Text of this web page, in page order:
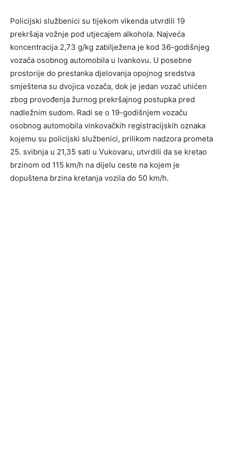
Policijski službenici su tijekom vikenda utvrdili 19
prekršaja vožnje pod utjecajem alkohola. Najveća
koncentracija 2,73 g/kg zabilježena je kod 36-godišnjeg
vozača osobnog automobila u Ivankovu. U posebne
prostorije do prestanka djelovanja opojnog sredstva
smještena su dvojica vozača, dok je jedan vozač uhićen
zbog provođenja žurnog prekršajnog postupka pred
nadležnim sudom. Radi se o 19-godišnjem vozaču
osobnog automobila vinkovačkih registracijskih oznaka
kojemu su policijski službenici, prilikom nadzora prometa
25. svibnja u 21,35 sati u Vukovaru, utvrdili da se kretao
brzinom od 115 km/h na dijelu ceste na kojem je
dopuštena brzina kretanja vozila do 50 km/h.